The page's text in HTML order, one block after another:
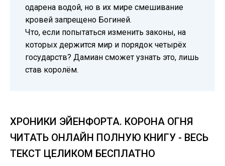
одарена водой, но в их мире смешивание
кровей запрещено Богиней.
Что, если попытаться изменить законы, на
которых держится мир и порядок четырёх
государств? Дамиан сможет узнать это, лишь
став королём.
ХРОНИКИ ЭЙЕНФОРТА. КОРОНА ОГНЯ
ЧИТАТЬ ОНЛАЙН ПОЛНУЮ КНИГУ - ВЕСЬ
ТЕКСТ ЦЕЛИКОМ БЕСПЛАТНО